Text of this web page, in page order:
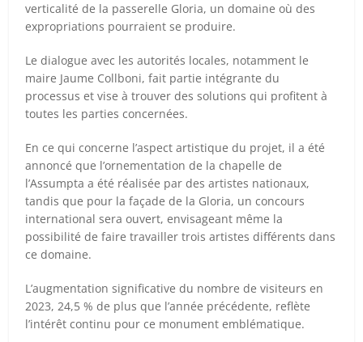
verticalité de la passerelle Gloria, un domaine où des
expropriations pourraient se produire.
Le dialogue avec les autorités locales, notamment le
maire Jaume Collboni, fait partie intégrante du
processus et vise à trouver des solutions qui profitent à
toutes les parties concernées.
En ce qui concerne l’aspect artistique du projet, il a été
annoncé que l’ornementation de la chapelle de
l’Assumpta a été réalisée par des artistes nationaux,
tandis que pour la façade de la Gloria, un concours
international sera ouvert, envisageant même la
possibilité de faire travailler trois artistes différents dans
ce domaine.
L’augmentation significative du nombre de visiteurs en
2023, 24,5 % de plus que l’année précédente, reflète
l’intérêt continu pour ce monument emblématique.